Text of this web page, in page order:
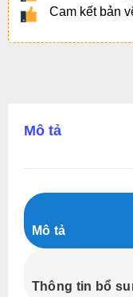
Cam kết bản
Mô tả
Mô tả
Thông tin bổ